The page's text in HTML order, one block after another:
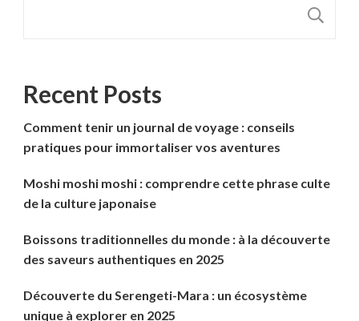
Recent Posts
Comment tenir un journal de voyage : conseils
pratiques pour immortaliser vos aventures
Moshi moshi moshi : comprendre cette phrase culte
de la culture japonaise
Boissons traditionnelles du monde : à la découverte
des saveurs authentiques en 2025
Découverte du Serengeti-Mara : un écosystème
unique à explorer en 2025